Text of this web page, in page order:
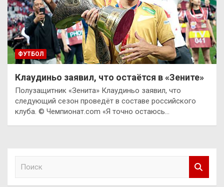
ФУТБОЛ
Клаудиньо заявил, что остаётся в «Зените»
Полузащитник «Зенита» Клаудиньо заявил, что
следующий сезон проведёт в составе российского
клуба. © Чемпионат.com «Я точно остаюсь…